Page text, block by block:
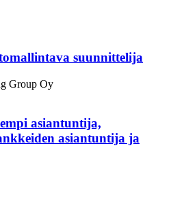
suunnittelija
Group Oy
asiantuntija,
asiantuntija ja